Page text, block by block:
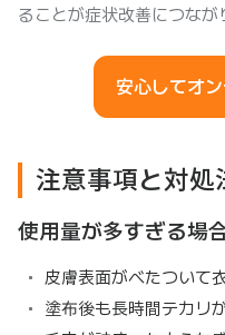
ることが症状改善につなが
安心してオ
注意事項と対処
使用量が多すぎる場
皮膚表面がべたついて
塗布後も長時間テカリ